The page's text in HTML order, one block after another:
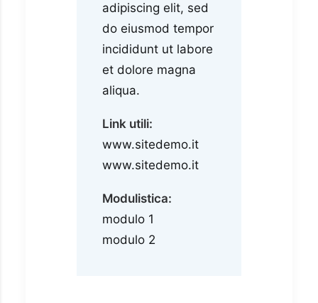
adipiscing elit, sed
do eiusmod tempor
incididunt ut labore
et dolore magna
aliqua.
Link utili:
www.sitedemo.it
www.sitedemo.it
Modulistica:
modulo 1
modulo 2